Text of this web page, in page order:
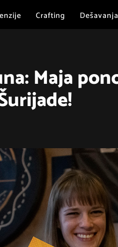
Crafting Dešavanja
Maja